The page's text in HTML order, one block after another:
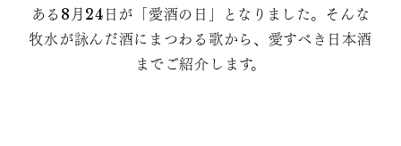
ある8月24日が「愛酒の日」となりました。そんな
牧水が詠んだ酒にまつわる歌から、愛すべき日本酒
までご紹介します。